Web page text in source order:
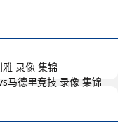
录像 集锦
马德里竞技 录像 集锦